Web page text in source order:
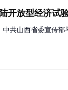
开放型经济试
共山西省委宣传